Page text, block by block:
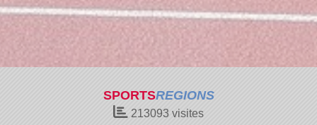
SPORTSREGIONS
213093 visites